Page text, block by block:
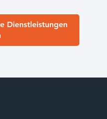
Dienstleistungen